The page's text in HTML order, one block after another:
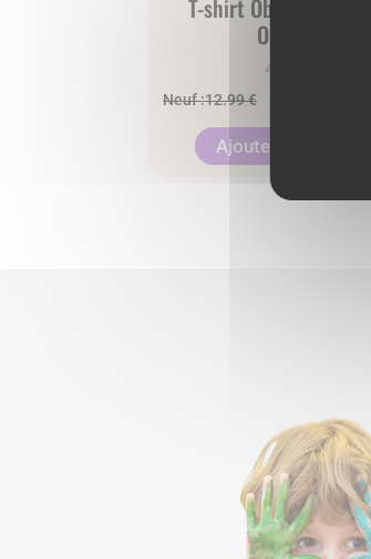
T-shirt Obaïbi 6 mois –
Orange
4.00
Neuf :12.99 €
Ajouter au panier